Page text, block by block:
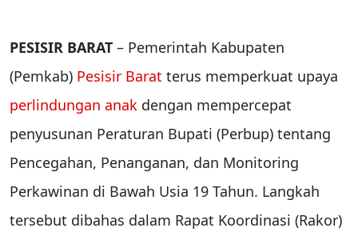
PESISIR BARAT – Pemerintah Kabupaten
(Pemkab) Pesisir Barat terus memperkuat upaya
perlindungan anak dengan mempercepat
penyusunan Peraturan Bupati (Perbup) tentang
Pencegahan, Penanganan, dan Monitoring
Perkawinan di Bawah Usia 19 Tahun. Langkah
tersebut dibahas dalam Rapat Koordinasi (Rakor)